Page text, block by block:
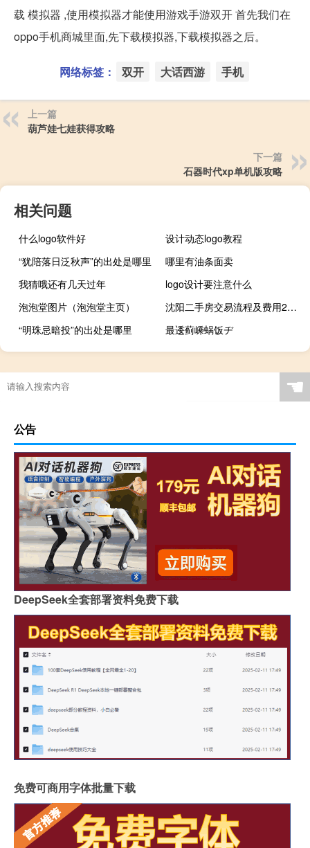
载 模拟器 ,使用模拟器才能使用游戏手游双开 首先我们在
oppo手机商城里面,先下载模拟器,下载模拟器之后。
网络标签： 双开 大话西游 手机
上一篇
葫芦娃七娃获得攻略
下一篇
石器时代xp单机版攻略
相关问题
什么logo软件好
设计动态logo教程
“犹陪落日泛秋声”的出处是哪里
哪里有油条面卖
我猜哦还有几天过年
logo设计要注意什么
泡泡堂图片（泡泡堂主页）
沈阳二手房交易流程及费用2020年（沈阳二手房交易流程）
“明珠忌暗投”的出处是哪里
最逶蓟嵊蜗饭ヂ
☚
公告
DeepSeek全套部署资料免费下载
免费可商用字体批量下载